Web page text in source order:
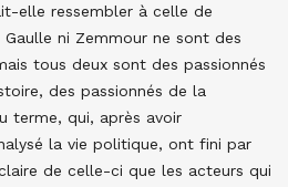
elle ressembler à celle de
ni Zemmour ne sont des
tous deux sont des passionnés
des passionnés de la
terme, qui, après avoir
la vie politique, ont fini par
de celle-ci que les acteurs qui